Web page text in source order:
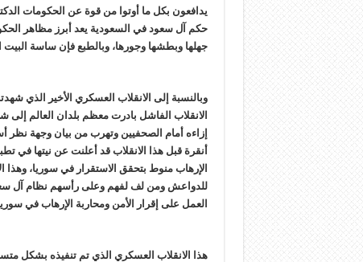
يدافعون بكل ما أوتوا من قوة عن الحكومات
حكم آل سعود في السعودية يعد أبرز مظاهر
جهلها وبطشها وجورها، وبالطبع فإن ساسة
وبالنسبة إلى الانقلاب العسكري الأخير الذي
الانقلاب الفاشل بادرت معظم بلدان العالم
إزاءه أمام الصحفيين وتهرب من بيان وجهة نظر
أنقرة قبل هذا الانقلاب قد أعلنت عن نيتها في
الإرهاب منوط بتحقق الاستقرار في سوريا، وهذا
للدواعش ومن لف لفهم وعلى رأسهم نظام آل
العمل على إقرار الأمن ومحاربة الإرهاب في
هذا الانقلاب العسكري الذي تم تنفيذه بشكل